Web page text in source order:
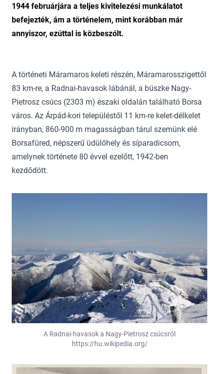
1944 februárjára a teljes kivitelezési munkálatot
befejezték, ám a történelem, mint korábban már
annyiszor, ezúttal is közbeszólt.
A történeti Máramaros keleti részén, Máramarosszigettől
83 km-re, a Radnai-havasok lábánál, a büszke Nagy-
Pietrosz csúcs (2303 m) északi oldalán található Borsa
város. Az Árpád-kori településtől 11 km-re kelet-délkelet
irányban, 860-900 m magasságban tárul szemünk elé
Borsafüred, népszerű üdülőhely és síparadicsom,
amelynek története 80 évvel ezelőtt, 1942-ben
kezdődött.
A Radnai-havasok a Nagy-Pietrosz csúcsról
https://hu.wikipedia.org/